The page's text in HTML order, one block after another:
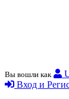
Вы вошли как
Вход и